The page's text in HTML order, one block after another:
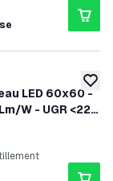
LED 60x60 -
W - UGR <22 -
avis